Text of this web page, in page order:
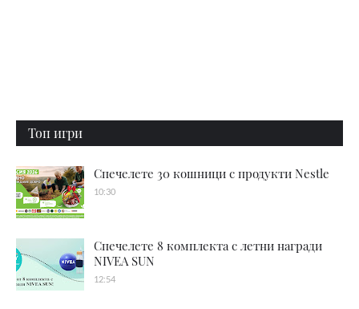
Топ игри
Спечелете 30 кошници с продукти Nestle
10:30
Спечелете 8 комплекта с летни награди
NIVEA SUN
12:54